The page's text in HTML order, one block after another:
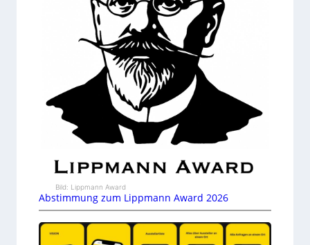
Bild: Lippmann Award
Abstimmung zum Lippmann Award 2026